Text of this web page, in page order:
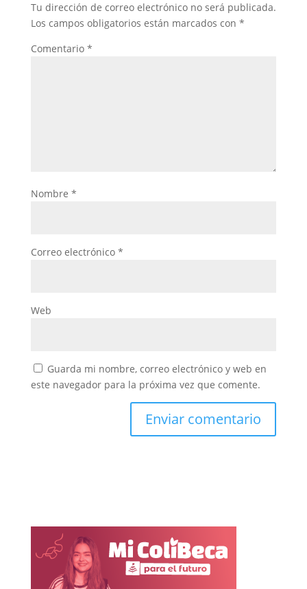
Tu dirección de correo electrónico no será publicada.
Los campos obligatorios están marcados con *
Comentario *
Nombre *
Correo electrónico *
Web
Guarda mi nombre, correo electrónico y web en
este navegador para la próxima vez que comente.